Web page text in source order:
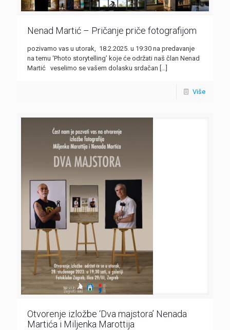
Nenad Martić – Pričanje priče fotografijom
pozivamo vas u utorak, 18.2.2025. u 19:30 na predavanje
na temu ‘Photo storytelling’ koje će održati naš član Nenad
Martić veselimo se vašem dolasku srdačan […]
Više
Otvorenje izložbe ‘Dva majstora’ Nenada
Martića i Miljenka Marottija